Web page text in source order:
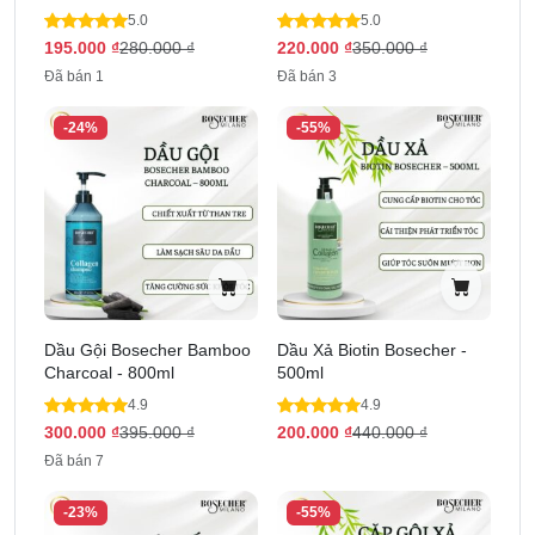
Cách sử dụng
5.0
195.000 ₫280.000₫
Đã bán 1
5.0
220.000 ₫350.000₫
Đã bán 3
-24%
Dầu Gội Bosecher Bamboo
Charcoal - 800ml
4.9
300.000 ₫395.000₫
Đã bán 7
-55%
Dầu Xả Biotin Bosecher -
500ml
4.9
200.000 ₫440.000₫
-23% -55%